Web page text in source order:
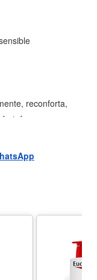
reconforta,
fuerza y
y